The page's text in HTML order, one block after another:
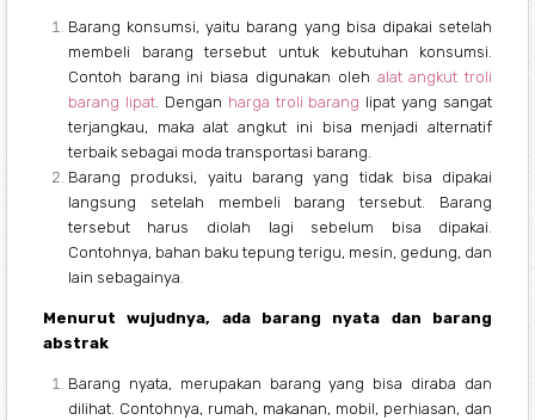
Barang konsumsi, yaitu barang yang bisa dipakai setelah
membeli barang tersebut untuk kebutuhan konsumsi.
Contoh barang ini biasa digunakan oleh alat angkut troli
barang lipat. Dengan harga troli barang lipat yang sangat
terjangkau, maka alat angkut ini bisa menjadi alternatif
terbaik sebagai moda transportasi barang.
Barang produksi, yaitu barang yang tidak bisa dipakai
langsung setelah membeli barang tersebut. Barang
tersebut harus diolah lagi sebelum bisa dipakai.
Contohnya, bahan baku tepung terigu, mesin, gedung, dan
lain sebagainya.
Menurut wujudnya, ada barang nyata dan barang
abstrak
Barang nyata, merupakan barang yang bisa diraba dan
dilihat. Contohnya, rumah, makanan, mobil, perhiasan, dan